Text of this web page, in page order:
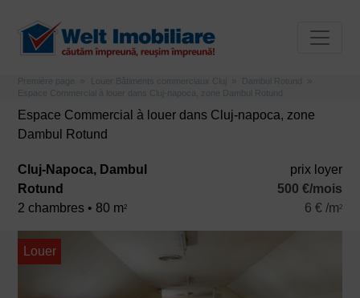
Première page Louer Bâtiments commerciaux Cluj
Dambul Rotund
Espace Commercial à louer dans Cluj-napoca, zone Dambul Rotund
Espace Commercial à louer dans Cluj-napoca, zone
Dambul Rotund
Cluj-Napoca, Dambul
Rotund
2 chambres • 80 m2
prix ​​loyer
500 €/mois
6 € /m2
Louer